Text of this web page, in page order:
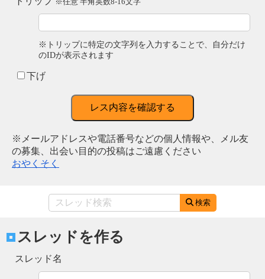
※トリップに特定の文字列を入力することで、自分だけ
のIDが表示されます
下げ
レス内容を確認する
※メールアドレスや電話番号などの個人情報や、メル友
の募集、出会い目的の投稿はご遠慮ください
おやくそく
検索
スレッドを作る
スレッド名